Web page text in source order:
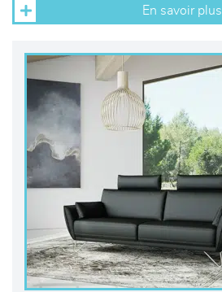
En savoir plus